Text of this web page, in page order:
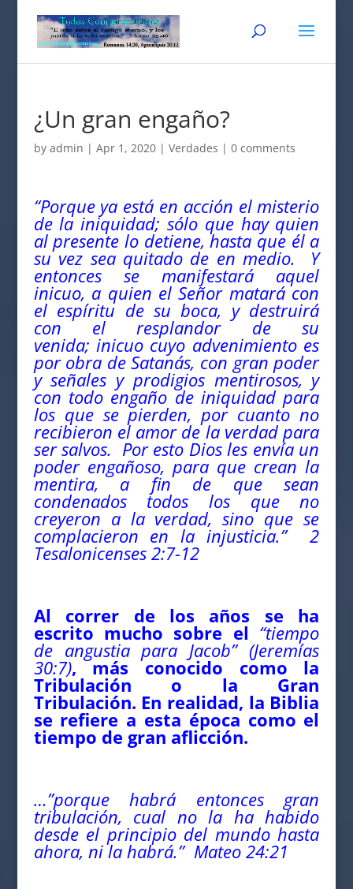
¿Un gran engaño?
by admin | Apr 1, 2020| Verdades | 0 comments
“Porque ya está en acción el misterio
de la iniquidad; sólo que hay quien
al presente lo detiene, hasta que él a
su vez sea quitado de en medio. Y
entonces se manifestará aquel
inicuo, a quien el Señor matará con
el espíritu de su boca, y destruirá
con el resplandor de su
venida; inicuo cuyo advenimiento es
por obra de Satanás, con gran poder
y señales y prodigios mentirosos, y
con todo engaño de iniquidad para
los que se pierden, por cuanto no
recibieron el amor de la verdad para
ser salvos. Por esto Dios les envía un
poder engañoso, para que crean la
mentira, a fin de que sean
condenados todos los que no
creyeron a la verdad, sino que se
complacieron en la injusticia.” 2
Tesalonicenses 2:7-12
Al correr de los años se ha
escrito mucho sobre el “tiempo
de angustia para Jacob” (Jeremías
30:7), más conocido como la
Tribulación o la Gran
Tribulación. En realidad, la Biblia
se refiere a esta época como el
tiempo de gran aflicción.
…”porque habrá entonces gran
tribulación, cual no la ha habido
desde el principio del mundo hasta
ahora, ni la habrá.” Mateo 24:21